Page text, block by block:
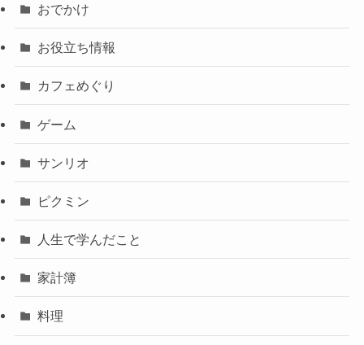
おでかけ
お役立ち情報
カフェめぐり
ゲーム
サンリオ
ピクミン
人生で学んだこと
家計簿
料理